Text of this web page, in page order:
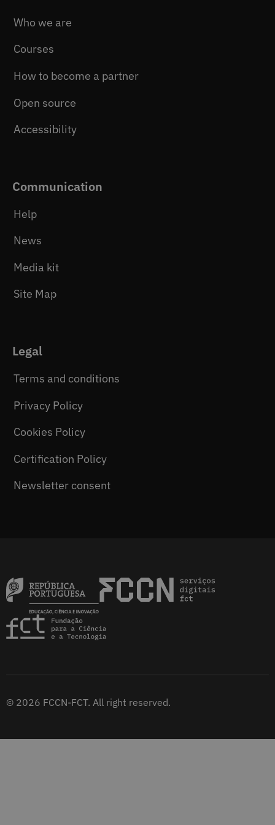
Who we are
Courses
How to become a partner
Open source
Accessibility
Communication
Help
News
Media kit
Site Map
Legal
Terms and conditions
Privacy Policy
Cookies Policy
Certification Policy
Newsletter consent
© 2026 FCCN-FCT. All right reserved.